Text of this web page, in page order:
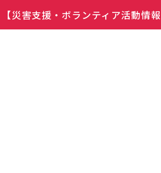
【災害支援・ボランティア活動情